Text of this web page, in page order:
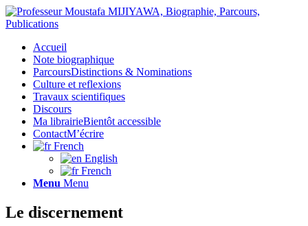
Accueil
Note biographique
ParcoursDistinctions & Nominations
Culture et reflexions
Travaux scientifiques
Discours
Ma librairieBientôt accessible
ContactM’écrire
French
English
French
Menu Menu
Le discernement